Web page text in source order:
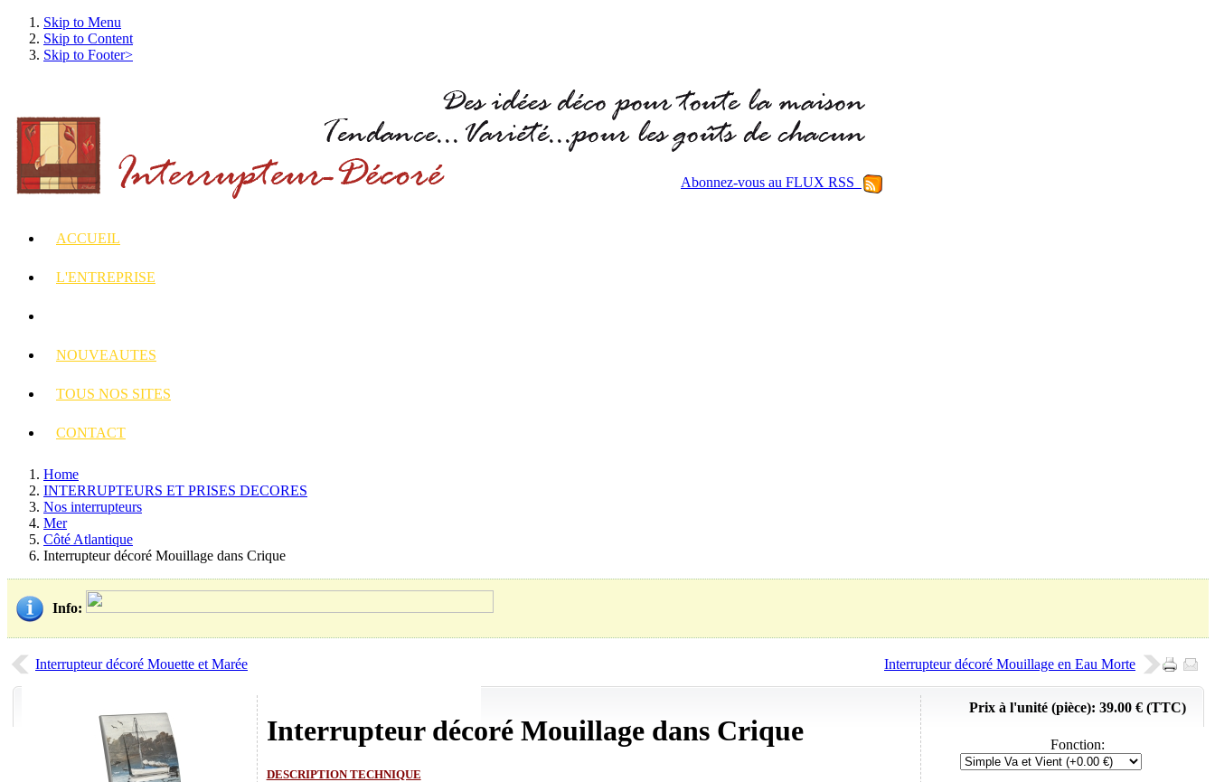
Skip to Menu
Skip to Content
Skip to Footer>
Abonnez-vous au FLUX RSS
ACCUEIL
L'ENTREPRISE
NOUVEAUTES
TOUS NOS SITES
CONTACT
Home
INTERRUPTEURS ET PRISES DECORES
Nos interrupteurs
Mer
Côté Atlantique
Interrupteur décoré Mouillage dans Crique
Info:
Interrupteur décoré Mouette et Marée Interrupteur décoré Mouillage en Eau Morte
Interrupteur décoré Mouillage dans Crique
DESCRIPTION TECHNIQUE
Prix à l'unité (pièce): 39.00 € (TTC)
Fonction: